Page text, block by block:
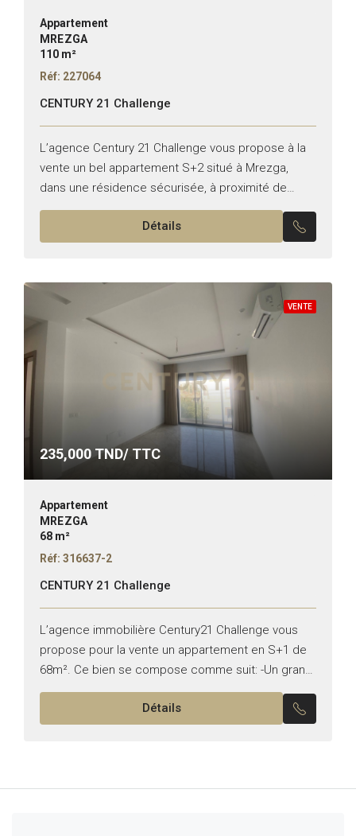
Appartement
MREZGA
110 m²
Réf: 227064
CENTURY 21 Challenge
L’agence Century 21 Challenge vous propose à la
vente un bel appartement S+2 situé à Mrezga,
dans une résidence sécurisée, à proximité de
toutes les commodités et de la plage.
L’appartement se...Détails
VENTE
235,000TND/ TTC
Appartement
MREZGA
68 m²
Réf: 316637-2
CENTURY 21 Challenge
L’agence immobilière Century21 Challenge vous
propose pour la vente un appartement en S+1 de
68m². Ce bien se compose comme suit: -Un grand
salon ouvrant sur la terrasse. -Une cuisine équipée.
Détails